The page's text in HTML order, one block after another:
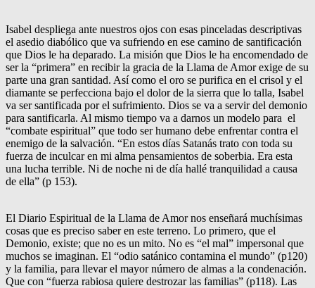
Isabel despliega ante nuestros ojos con esas pinceladas descriptivas
el asedio diabólico que va sufriendo en ese camino de santificación
que Dios le ha deparado. La misión que Dios le ha encomendado de
ser la “primera” en recibir la gracia de la Llama de Amor exige de su
parte una gran santidad. Así como el oro se purifica en el crisol y el
diamante se perfecciona bajo el dolor de la sierra que lo talla, Isabel
va ser santificada por el sufrimiento. Dios se va a servir del demonio
para santificarla. Al mismo tiempo va a darnos un modelo para el
“combate espiritual” que todo ser humano debe enfrentar contra el
enemigo de la salvación. “En estos días Satanás trato con toda su
fuerza de inculcar en mi alma pensamientos de soberbia. Era esta
una lucha terrible. Ni de noche ni de día hallé tranquilidad a causa
de ella” (p 153).
El Diario Espiritual de la Llama de Amor nos enseñará muchísimas
cosas que es preciso saber en este terreno. Lo primero, que el
Demonio, existe; que no es un mito. No es “el mal” impersonal que
muchos se imaginan. El “odio satánico contamina el mundo” (p120)
y la familia, para llevar el mayor número de almas a la condenación.
Que con “fuerza rabiosa quiere destrozar las familias” (p118). Las